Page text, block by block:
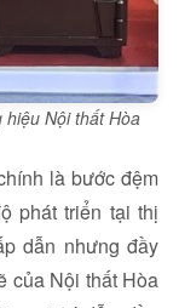
Nội thất Hòa
là bước đệm
phát triển tại thị
dẫn nhưng đầy
của Nội thất Hòa